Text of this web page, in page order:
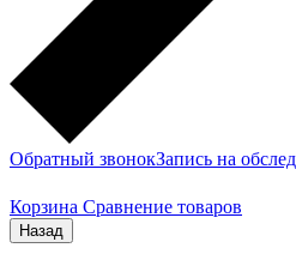
Обратный звонокЗапись на
Корзина Сравнение товаров
Назад